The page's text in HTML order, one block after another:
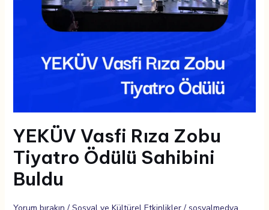
YEKÜV Vasfi Rıza Zobu
Tiyatro Ödülü Sahibini
Buldu